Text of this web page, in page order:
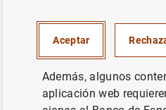
Cuentas anuales
del ejercicio 2010
Aceptar
Además, algunos
aplicación web